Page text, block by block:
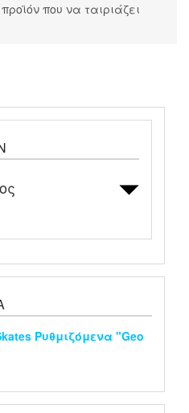
που να ταιριάζει
Ρυθμιζόμενα "Geo